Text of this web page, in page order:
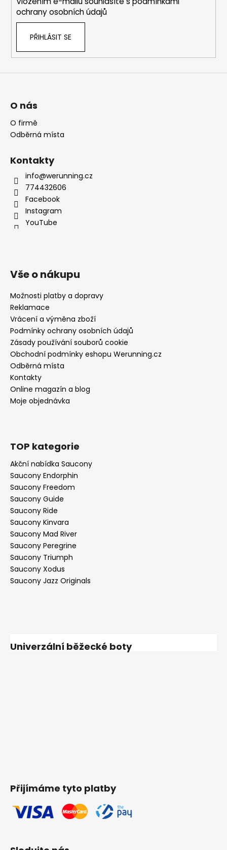
ochrany osobních údajů
PŘIHLÁSIT SE
O nás
O firmě
Odběrná místa
Kontakty
info@werunning.cz
774432606
Facebook
Instagram
YouTube
Vše o nákupu
Možnosti platby a dopravy
Reklamace
Vrácení a výměna zboží
Podmínky ochrany osobních údajů
Zásady používání souborů cookie
Obchodní podmínky eshopu Werunning.cz
Odběrná místa
Kontakty
Online magazín a blog
Moje objednávka
TOP kategorie
Akční nabídka Saucony
Saucony Endorphin
Saucony Freedom
Saucony Guide
Saucony Ride
Saucony Kinvara
Saucony Mad River
Saucony Peregrine
Saucony Triumph
Saucony Xodus
Saucony Jazz Originals
Univerzální běžecké boty
Přijímáme tyto platby